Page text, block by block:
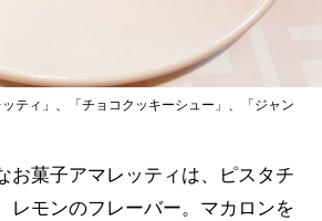
ティ」、「チョコクッキーシュー」、「ジャン
お菓子アマレッティは、ピスタチ
レモンのフレーバー。マカロンを